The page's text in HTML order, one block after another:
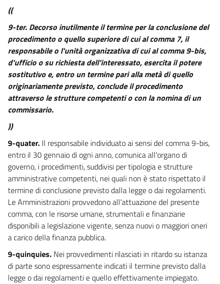
((
9-ter. Decorso inutilmente il termine per la conclusione del
procedimento o quello superiore di cui al comma 7, il
responsabile o l'unità organizzativa di cui al comma 9-bis,
d'ufficio o su richiesta dell'interessato, esercita il potere
sostitutivo e, entro un termine pari alla metà di quello
originariamente previsto, conclude il procedimento
attraverso le strutture competenti o con la nomina di un
commissario.
))
9-quater. Il responsabile individuato ai sensi del comma 9-bis,
entro il 30 gennaio di ogni anno, comunica all'organo di
governo, i procedimenti, suddivisi per tipologia e strutture
amministrative competenti, nei quali non è stato rispettato il
termine di conclusione previsto dalla legge o dai regolamenti.
Le Amministrazioni provvedono all'attuazione del presente
comma, con le risorse umane, strumentali e finanziarie
disponibili a legislazione vigente, senza nuovi o maggiori oneri
a carico della finanza pubblica.
9-quinquies. Nei provvedimenti rilasciati in ritardo su istanza
di parte sono espressamente indicati il termine previsto dalla
legge o dai regolamenti e quello effettivamente impiegato.